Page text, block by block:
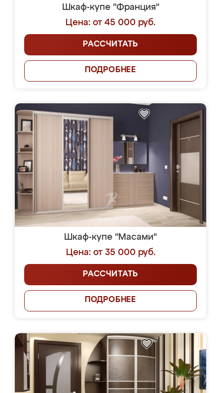
Шкаф-купе "Франция"
Цена: от 45 000 руб.
РАССЧИТАТЬ
ПОДРОБНЕЕ
Шкаф-купе "Масами"
Цена: от 35 000 руб.
РАССЧИТАТЬ
ПОДРОБНЕЕ